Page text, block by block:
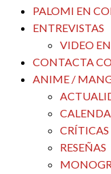
PALOMI EN
ENTREVISTAS
VIDEO
CONTACTA
ANIME /
CRÍTICAS
RESEÑAS